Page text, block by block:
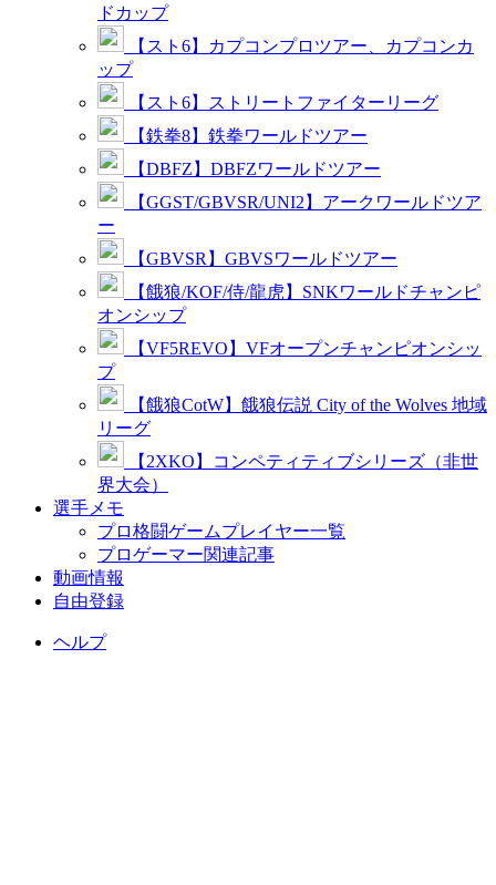
ドカップ
【スト6】カプコンプロツアー、カプコンカ
ップ
【スト6】ストリートファイターリーグ
【鉄拳8】鉄拳ワールドツアー
【DBFZ】DBFZワールドツアー
【GGST/GBVSR/UNI2】アークワールドツア
ー
【GBVSR】GBVSワールドツアー
【餓狼/KOF/侍/龍虎】SNKワールドチャンピ
オンシップ
【VF5REVO】VFオープンチャンピオンシッ
プ
【餓狼CotW】餓狼伝説 City of the Wolves 地域
リーグ
【2XKO】コンペティティブシリーズ（非世
界大会）
選手メモ
プロ格闘ゲームプレイヤー一覧
プロゲーマー関連記事
動画情報
自由登録
ヘルプ